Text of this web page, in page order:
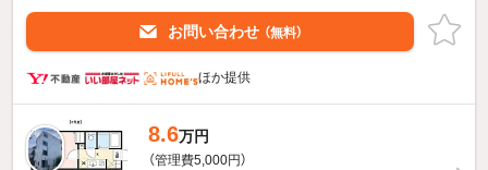
お問い合わせ （無料）
ほか提供
8.6万円
（管理費5,000円）